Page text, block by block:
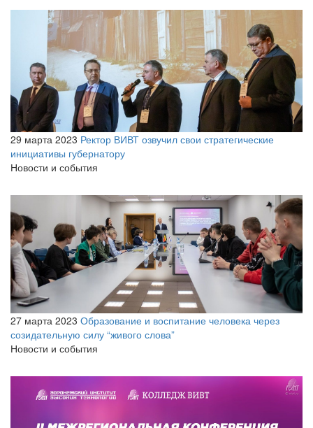
29 марта 2023 Ректор ВИВТ озвучил свои стратегические
инициативы губернатору
Новости и события
27 марта 2023 Образование и воспитание человека через
созидательную силу “живого слова”
Новости и события